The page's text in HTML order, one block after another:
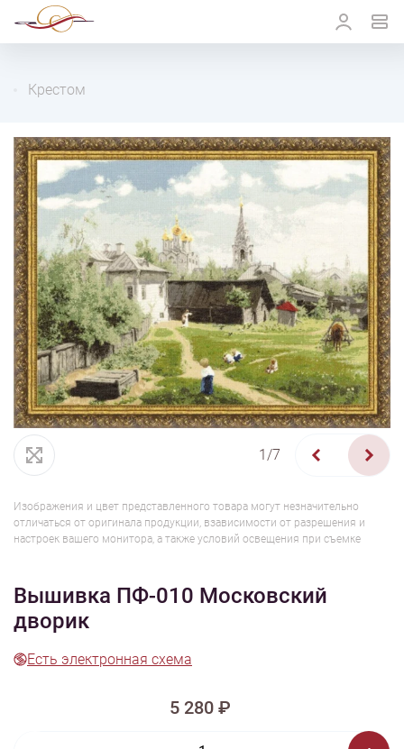
Крестом
1/7
Изображения и цвет представленного товара могут незначительно
отличаться от оригинала продукции, взависимости от разрешения и
настроек вашего монитора, а также условий освещения при съемке
Вышивка ПФ-010 Московский
дворик
Есть электронная схема
5 280 ₽